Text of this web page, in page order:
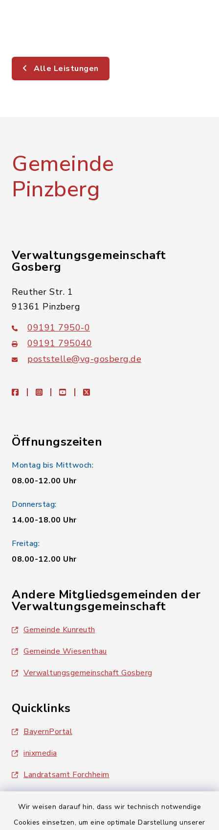
Wir weisen darauf hin, dass wir technisch notwendige
Cookies einsetzen, um eine optimale Darstellung unserer
Alle Leistungen
Gemeinde
Pinzberg
Verwaltungsgemeinschaft
Gosberg
Reuther Str. 1
91361 Pinzberg
09191 7950-0
09191 795040
poststelle@vg-gosberg.de
facebookinstagramyoutubeX
Öffnungszeiten
Montag bis Mittwoch:
08.00-12.00 Uhr
Donnerstag:
14.00-18.00 Uhr
Freitag:
08.00-12.00 Uhr
Andere Mitgliedsgemeinden der
Verwaltungsgemeinschaft
Gemeinde Kunreuth
Gemeinde Wiesenthau
Verwaltungsgemeinschaft Gosberg
Quicklinks
BayernPortal
inixmedia
Landratsamt Forchheim